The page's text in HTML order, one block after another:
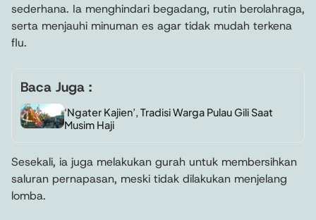
sederhana. Ia menghindari begadang, rutin berolahraga,
serta menjauhi minuman es agar tidak mudah terkena
flu.
Baca Juga :
‘Ngater Kajien’, Tradisi Warga Pulau Gili Saat
Musim Haji
Sesekali, ia juga melakukan gurah untuk membersihkan
saluran pernapasan, meski tidak dilakukan menjelang
lomba.